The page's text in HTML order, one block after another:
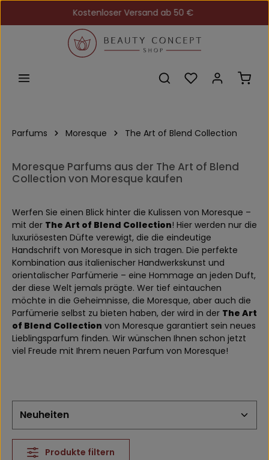
Zum Hauptinhalt springenKostenloser Versand ab 50 €
Du hast 0
Parfums Moresque The Art of Blend Collection
Moresque Parfums aus der The Art of Blend
Collection von Moresque kaufen
Werfen Sie einen Blick hinter die Kulissen von Moresque –
mit der The Art of Blend Collection! Hier werden nur die
luxuriösesten Düfte verewigt, die die eindeutige
Handschrift von Moresque in sich tragen. Die perfekte
Kombination aus italienischer Handwerkskunst und
orientalischer Parfümerie – eine Hommage an jeden Duft,
der diese Welt jemals prägte. Wer tief eintauchen
möchte in die Geheimnisse, die Moresque, aber auch die
Parfümerie selbst zu bieten haben, der wird in der The Art
of Blend Collection von Moresque garantiert sein neues
Lieblingsparfum finden. Wir wünschen Ihnen schon jetzt
viel Freude mit Ihrem neuen Parfum von Moresque!
Produkte filtern